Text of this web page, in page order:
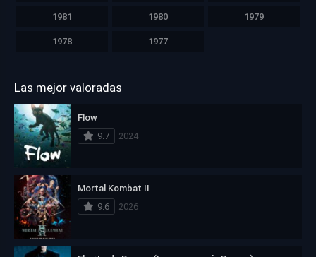
1981 1980 1979
1978 1977
Las mejor valoradas
Flow
9.7
2024
Mortal Kombat II
9.6
2026